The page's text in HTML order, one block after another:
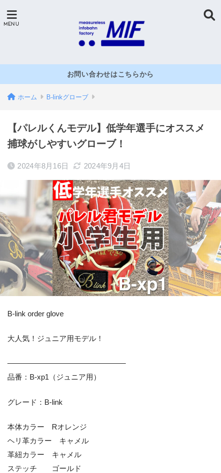
お問い合わせはこちらから
ホーム B-linkグローブ
【パレルくんモデル】低学年選手にオススメ
捕球がしやすいグローブ！
2024年8月16日 2024年9月4日
B-link order glove
大人気！ジュニア用モデル！
————————————————
品番：B-xp1（ジュニア用）
グレード：B-link
本体カラー Rオレンジ
ヘリ革カラー キャメル
革紐カラー キャメル
ステッチ ゴールド